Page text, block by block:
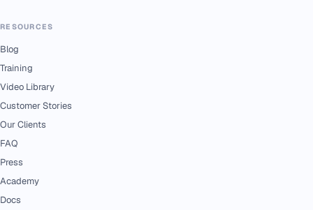
RESOURCES
Blog
Training
Video Library
Customer Stories
Our Clients
FAQ
Press
Academy
Docs